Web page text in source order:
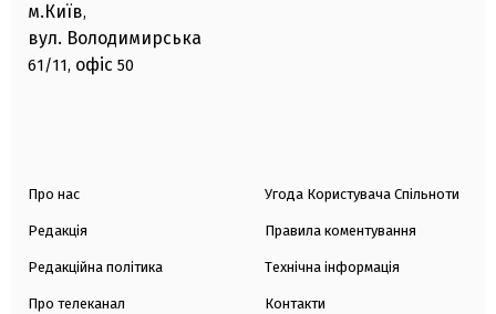
м.Київ,
вул. Володимирська
61/11, офіс 50
Про нас
Редакція
Редакційна політика
Про телеканал
Угода Користувача Спільноти
Правила коментування
Технічна інформація
Контакти